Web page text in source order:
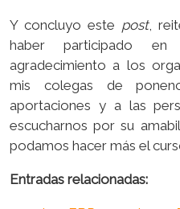
Y concluyo este post,
haber participado
agradecimiento a los
mis colegas de
aportaciones y a las
escucharnos por su
podamos hacer más el
Entradas relacionadas: